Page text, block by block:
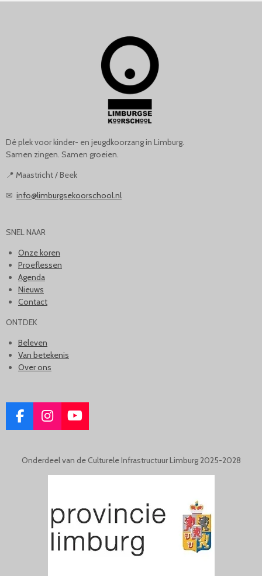
Dé plek voor kinder- en jeugdkoorzang in Limburg.
Samen zingen. Samen groeien.
📍 Maastricht / Beek
✉ info@limburgsekoorschool.nl
SNEL NAAR
Onze koren
Proeflessen
Agenda
Nieuws
Contact
ONTDEK
Beleven
Van betekenis
Over ons
F
A
E
I
N
T
A
M
Y
O
T
Onderdeel van de Culturele Infrastructuur Limburg 2025-2028